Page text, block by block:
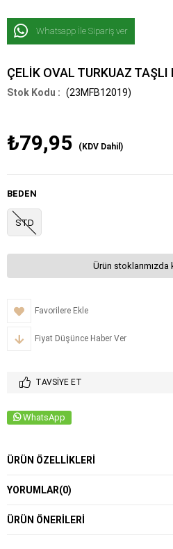
Whatsapp İle Sipariş ver
ÇELİK OVAL TURKUAZ TAŞLI
(23MFB12019)
₺79,95 (KDV Dahil)
BEDEN
STD
Ürün stoklarımızda
Favorilere Ekle
Fiyat Düşünce Haber Ver
TAVSIYE ET
WhatsApp
ÜRÜN ÖZELLIKLERI
YORUMLAR(0)
ÜRÜN ÖNERILERI